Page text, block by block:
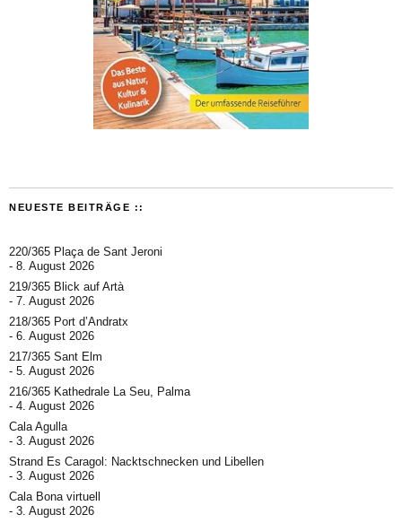
NEUESTE BEITRÄGE ::
220/365 Plaça de Sant Jeroni
8. August 2026
219/365 Blick auf Artà
7. August 2026
218/365 Port d’Andratx
6. August 2026
217/365 Sant Elm
5. August 2026
216/365 Kathedrale La Seu, Palma
4. August 2026
Cala Agulla
3. August 2026
Strand Es Caragol: Nacktschnecken und Libellen
3. August 2026
Cala Bona virtuell
3. August 2026